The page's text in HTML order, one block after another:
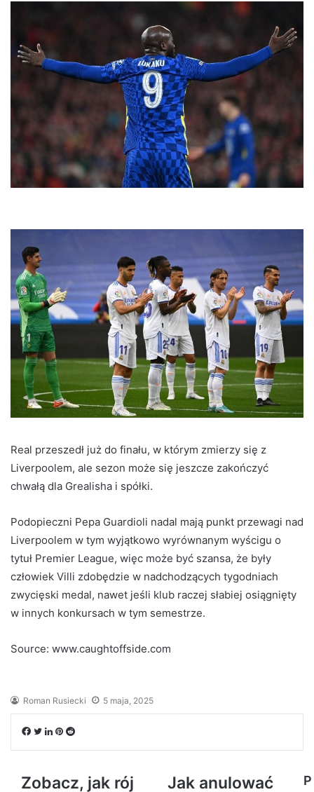
Real przeszedł już do finału, w którym zmierzy się z
Liverpoolem, ale sezon może się jeszcze zakończyć
chwałą dla Grealisha i spółki.
Podopieczni Pepa Guardioli nadal mają punkt przewagi nad
Liverpoolem w tym wyjątkowo wyrównanym wyścigu o
tytuł Premier League, więc może być szansa, że ​​były
człowiek Villi zdobędzie w nadchodzących tygodniach
zwycięski medal, nawet jeśli klub raczej słabiej osiągnięty
w innych konkursach w tym semestrze.
Source: www.caughtoffside.com
Roman Rusiecki 5 maja, 2025
Facebook
Twitter
LinkedIn
Pinterest
Reddit
Zobacz, jak rój Jak anulować
P